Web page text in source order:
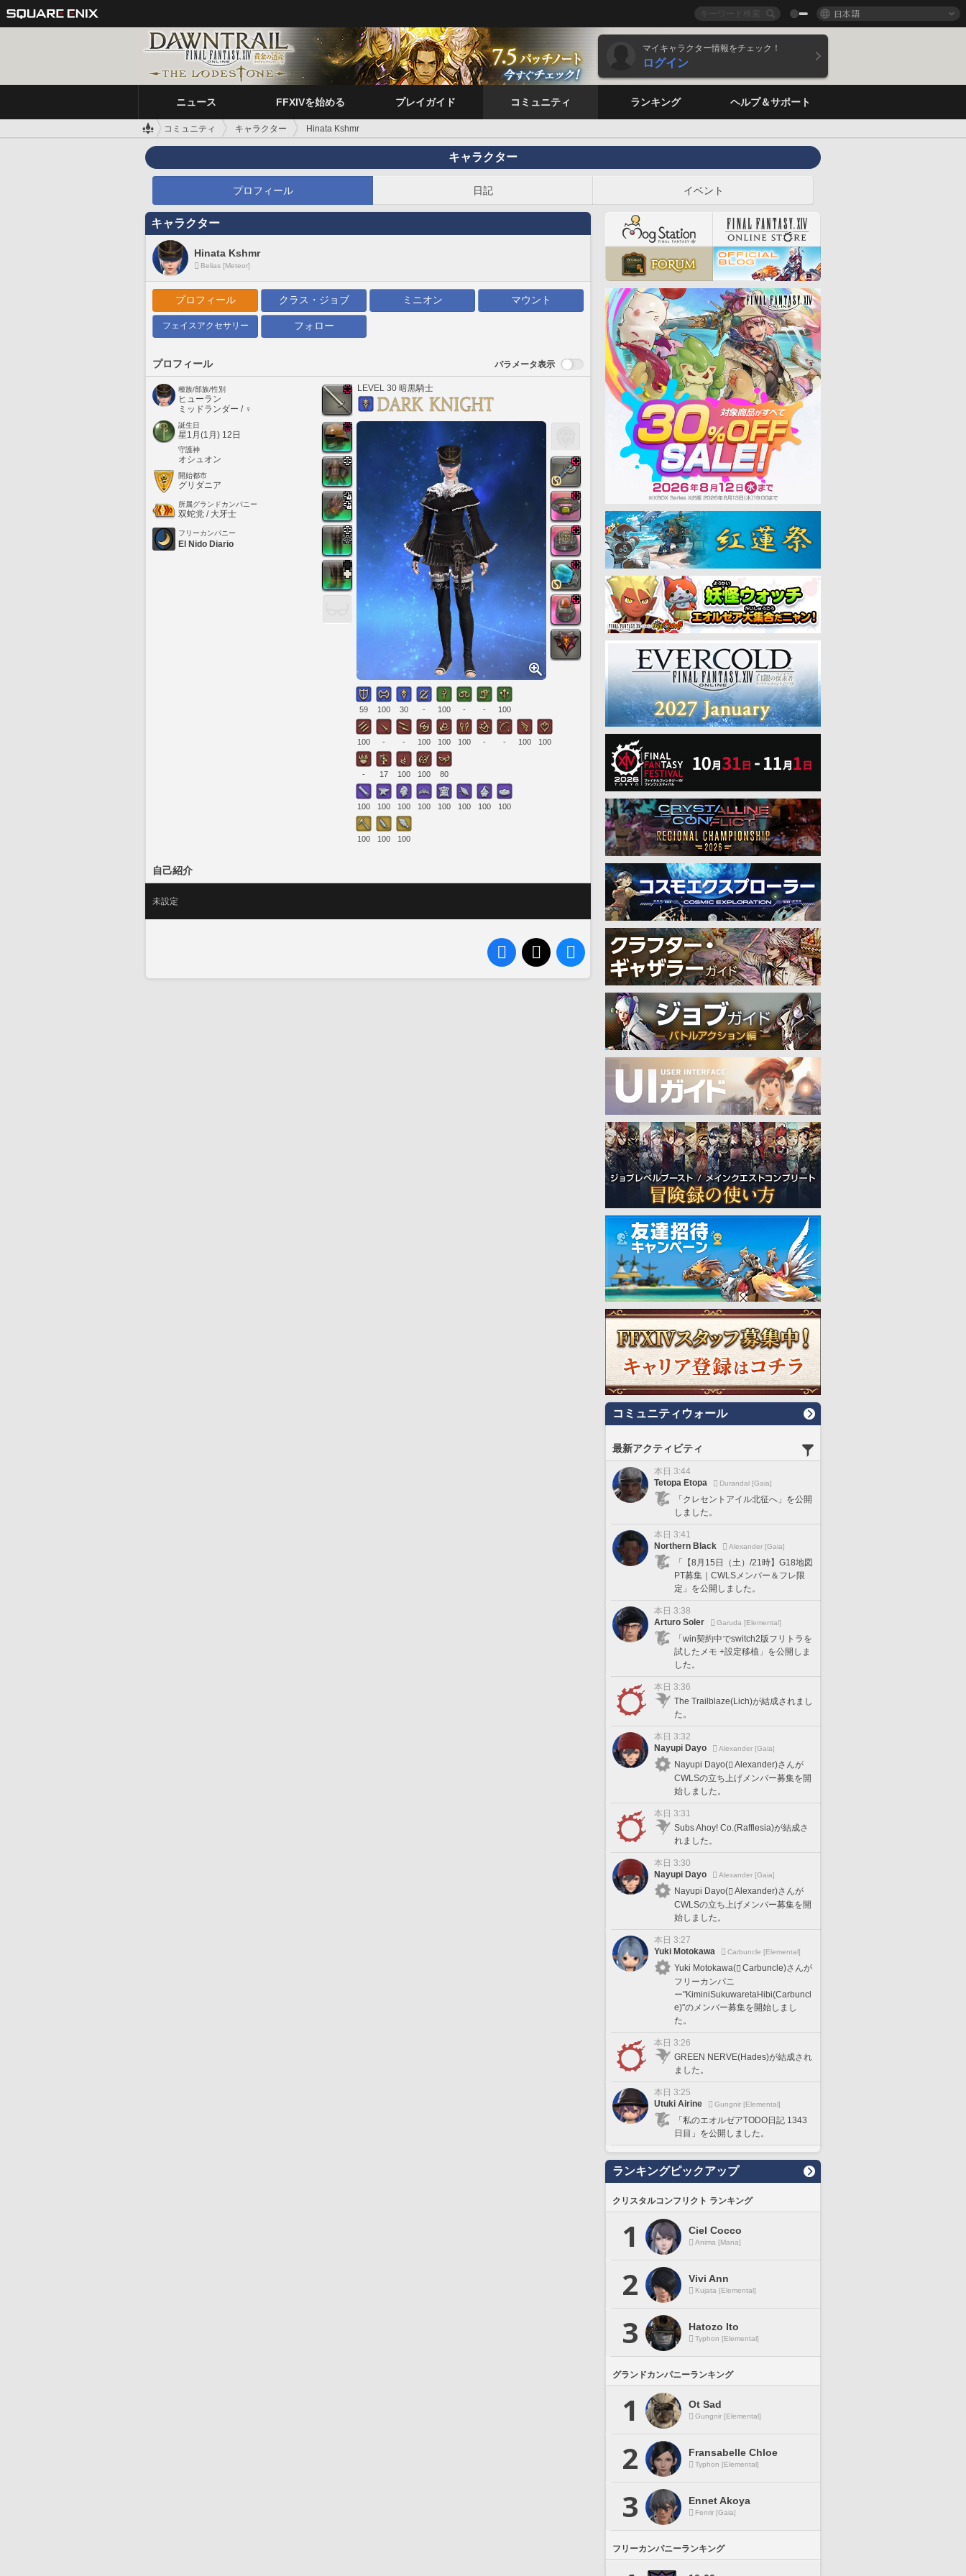
日本語
マイキャラクター情報をチェック！
ログイン
ニュース FFXIVを始める プレイガイド コミュニティ ランキング ヘルプ＆サポート
コミュニティ キャラクター Hinata Kshmr
キャラクター
プロフィール 日記 イベント
キャラクター
Hinata Kshmr
Belias [Meteor]
プロフィール クラス・ジョブ ミニオン マウント
フェイスアクセサリー フォロー
プロフィール パラメータ表示
種族/部族/性別
ヒューラン
ミッドランダー / ♀
誕生日
星1月(1月) 12日
守護神
オシュオン
開始都市
グリダニア
所属グランドカンパニー
双蛇党 / 大牙士
フリーカンパニー
El Nido Diario
LEVEL 30 暗黒騎士
59 100 30 - 100 - - 100
100 - - 100 100 100 - - 100 100
- 17 100 100 80
100 100 100 100 100 100 100 100
100 100 100
自己紹介
未設定
コミュニティウォール
最新アクティビティ
本日 3:44
Tetopa Etopa
Durandal [Gaia]
「クレセントアイル北征へ」を公開
しました。
本日 3:41
Northern Black
Alexander [Gaia]
「【8月15日（土）/21時】G18地図
PT募集｜CWLSメンバー＆フレ限
定」を公開しました。
本日 3:38
Arturo Soler
Garuda [Elemental]
「win契約中でswitch2版フリトラを
試したメモ +設定移植」を公開しま
した。
本日 3:36
The Trailblaze(Lich)が結成されまし
た。
本日 3:32
Nayupi Dayo
Alexander [Gaia]
Nayupi Dayo(
Alexander)さんが
CWLSの立ち上げメンバー募集を開
始しました。
本日 3:31
Subs Ahoy! Co.(Rafflesia)が結成さ
れました。
本日 3:30
Nayupi Dayo
Alexander [Gaia]
Nayupi Dayo(
Alexander)さんが
CWLSの立ち上げメンバー募集を開
始しました。
本日 3:27
Yuki Motokawa
Carbuncle [Elemental]
Yuki Motokawa(
Carbuncle)さんが
フリーカンパニ
ー"KiminiSukuwaretaHibi(Carbuncl
e)"のメンバー募集を開始しまし
た。
本日 3:26
GREEN NERVE(Hades)が結成され
ました。
本日 3:25
Utuki Airine
Gungnir [Elemental]
「私のエオルゼアTODO日記 1343
日目」を公開しました。
ランキングピックアップ
クリスタルコンフリクト ランキング
1 Ciel Cocco
Anima [Mana]
2 Vivi Ann
Kujata [Elemental]
3 Hatozo Ito
Typhon [Elemental]
グランドカンパニーランキング
1 Ot Sad
Gungnir [Elemental]
2 Fransabelle Chloe
Typhon [Elemental]
3 Ennet Akoya
Fenrir [Gaia]
フリーカンパニーランキング